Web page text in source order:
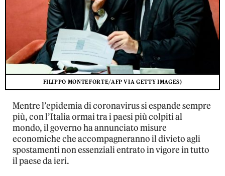
FILIPPO MONTEFORTE/AFP VIA GETTY IMAGES)
Mentre l’epidemia di coronavirus si espande sempre
più, con l’Italia ormai tra i paesi più colpiti al
mondo, il governo ha annunciato misure
economiche che accompagneranno il divieto agli
spostamenti non essenziali entrato in vigore in tutto
il paese da ieri.